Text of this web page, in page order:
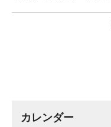
カレンダー